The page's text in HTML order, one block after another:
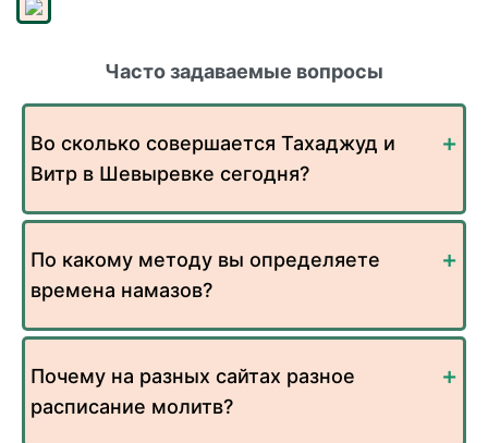
Часто задаваемые вопросы
Во сколько совершается Тахаджуд и
Витр в Шевыревке сегодня?
По какому методу вы определяете
времена намазов?
Почему на разных сайтах разное
расписание молитв?